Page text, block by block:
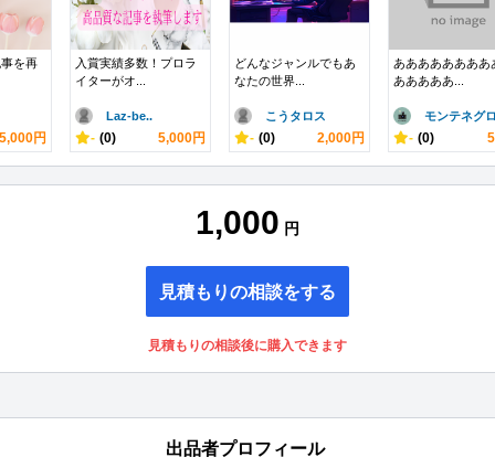
を再
5,000円
入賞実績多数！プロラ
イターがオ...
Laz-be..
- (0) 5,000円
どんなジャンルでもあ
なたの世界...
こうタロス
- (0) 2,000円
ああああああああ
あああああ...
モンテネグ
- (0)
1,000 円
見積もりの相談をする
見積もりの相談後に購入できます
出品者プロフィール